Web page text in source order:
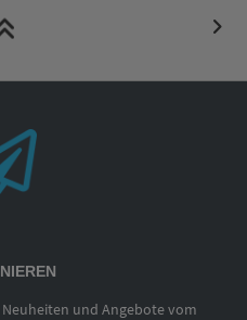
und Angebote vom